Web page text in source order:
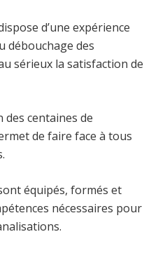
d’une expérience
débouchage des
sérieux la satisfaction de
centaines de
de faire face à tous
équipés, formés et
nécessaires pour